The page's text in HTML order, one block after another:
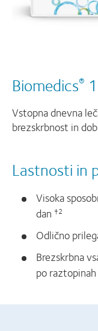
Biomedics®
Vstopna dnevna
brezskrbnost in
Lastnosti in
Visoka
dan †2
Odlično
Brezskrbna
po